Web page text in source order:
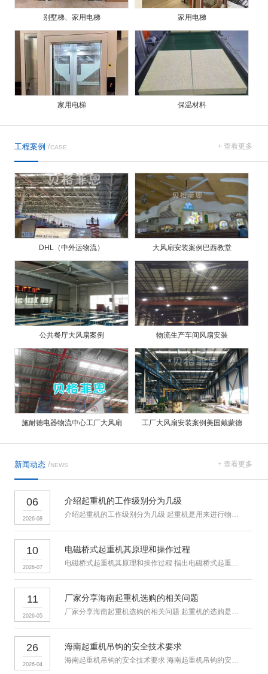
别墅梯、家用电梯 家用电梯
家用电梯 保温材料
工程案例 /CASE + 查看更多
DHL（中外运物流） 大风扇安装案例巴西教堂
公共餐厅大风扇案例 物流生产车间风扇安装
施耐德电器物流中心工厂大风扇 工厂大风扇安装案例美国戴蒙德
新闻动态 /NEWS + 查看更多
06
2026-08
介绍起重机的工作级别分为几级
介绍起重机的工作级别分为几级 起重机是用来进行物料搬运和吊装的
10
2026-07
电磁桥式起重机其原理和操作过程
电磁桥式起重机其原理和操作过程 指出电磁桥式起重机通过电磁吸盘
11
2026-05
厂家分享海南起重机选购的相关问题
厂家分享海南起重机选购的相关问题 起重机的选购是众多用户所关心
26
2026-04
海南起重机吊钩的安全技术要求
海南起重机吊钩的安全技术要求 海南起重机吊钩的安全检验人力驱动